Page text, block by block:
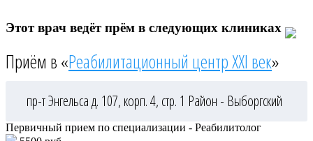
Этот врач ведёт прём в следующих клиниках
Приём в «Реабилитационный центр XXI век»
пр-т Энгельса д. 107, корп. 4, стр. 1 Район - Выборгский
Первичный прием по специализации - Реабилитолог